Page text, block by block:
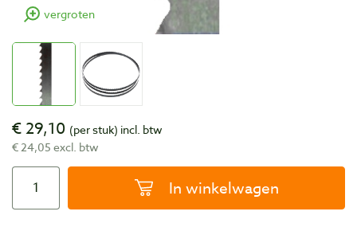
vergroten
€ 29,10 (per stuk) incl. btw
€ 24,05 excl. btw
In winkelwagen